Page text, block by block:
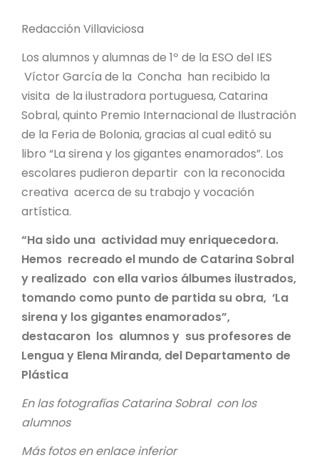
Redacción Villaviciosa
Los alumnos y alumnas de 1º de la ESO del IES
Víctor García de la Concha han recibido la
visita de la ilustradora portuguesa, Catarina
Sobral, quinto Premio Internacional de Ilustración
de la Feria de Bolonia, gracias al cual editó su
libro “La sirena y los gigantes enamorados”. Los
escolares pudieron departir con la reconocida
creativa acerca de su trabajo y vocación
artística.
“Ha sido una actividad muy enriquecedora.
Hemos recreado el mundo de Catarina Sobral
y realizado con ella varios álbumes ilustrados,
tomando como punto de partida su obra, ‘La
sirena y los gigantes enamorados”,
destacaron los alumnos y sus profesores de
Lengua y Elena Miranda, del Departamento de
Plástica
En las fotografías Catarina Sobral con los
alumnos
Más fotos en enlace inferior